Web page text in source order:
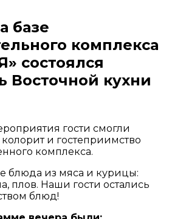
базе
комплекса
состоялся
Восточной кухни
гости смогли
колорит и гостеприимство
комплекса.
блюда из мяса и курицы:
плов. Наши гости остались
блюд!